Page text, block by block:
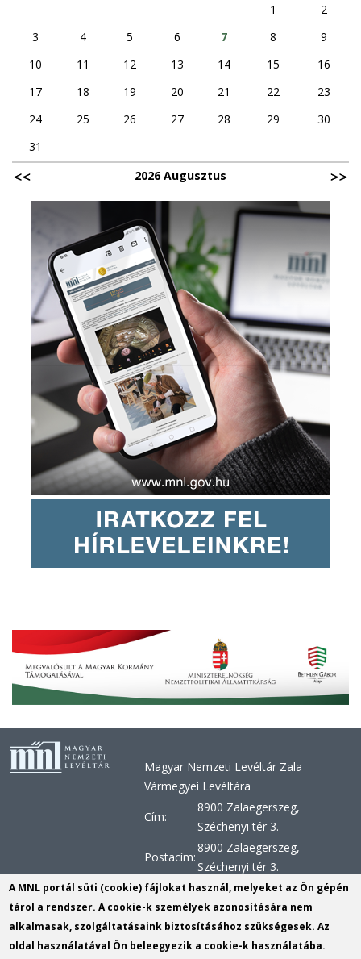
1
2
3
4 5 6 7 8
9
10
11 12 13 14 15
16
17
18 19 20 21 22
23
24
25 26 27 28 29
30
31
2026 Augusztus
Magyar Nemzeti Levéltár Zala
Vármegyei Levéltára
Cím:
8900 Zalaegerszeg,
Széchenyi tér 3.
Postacím:
8900 Zalaegerszeg,
Széchenyi tér 3.
Telefon:
+36 92 510 030, +36 92 598
956, +36 92 598 957
Telefax:
+36 92 510 029
E-mail:
zvl@mnl.gov.hu(link
A MNL portál süti (cookie) fájlokat használ, melyeket az Ön gépén
tárol a rendszer. A cookie-k személyek azonosítására nem
alkalmasak, szolgáltatásaink biztosításához szükségesek. Az
oldal használatával Ön beleegyezik a cookie-k használatába.